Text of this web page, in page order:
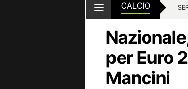
CALCIO
per Euro
Mancini